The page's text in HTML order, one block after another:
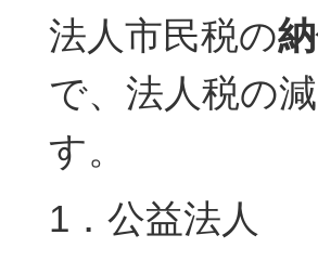
法人市民税の
で、法人税の
す。
1．公益法人